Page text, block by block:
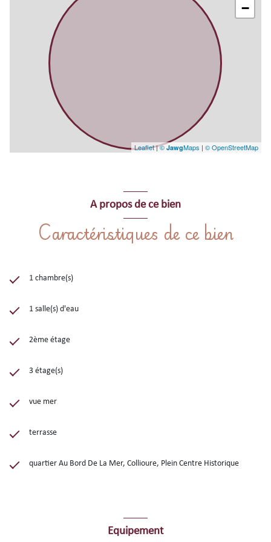
−
Leaflet|©JawgMaps | © OpenStreetMap
A propos de ce bien
Caractéristiques de ce bien
1 chambre(s)
1 salle(s) d'eau
2ème étage
3 étage(s)
vue mer
terrasse
quartier Au Bord De La Mer, Collioure, Plein Centre Historique
Equipement